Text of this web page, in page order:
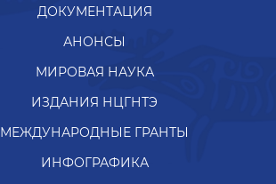
ДОКУМЕНТАЦИЯ
АНОНСЫ
МИРОВАЯ НАУКА
ИЗДАНИЯ НЦГНТЭ
МЕЖДУНАРОДНЫЕ ГРАНТЫ
ИНФОГРАФИКА